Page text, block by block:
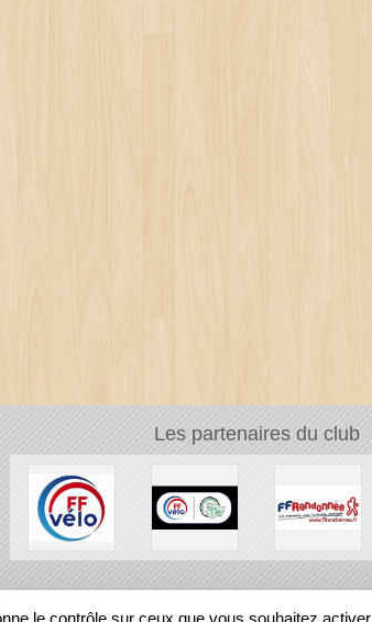
Les partenaires du club
le contrôle sur ceux que vous souhaitez activer